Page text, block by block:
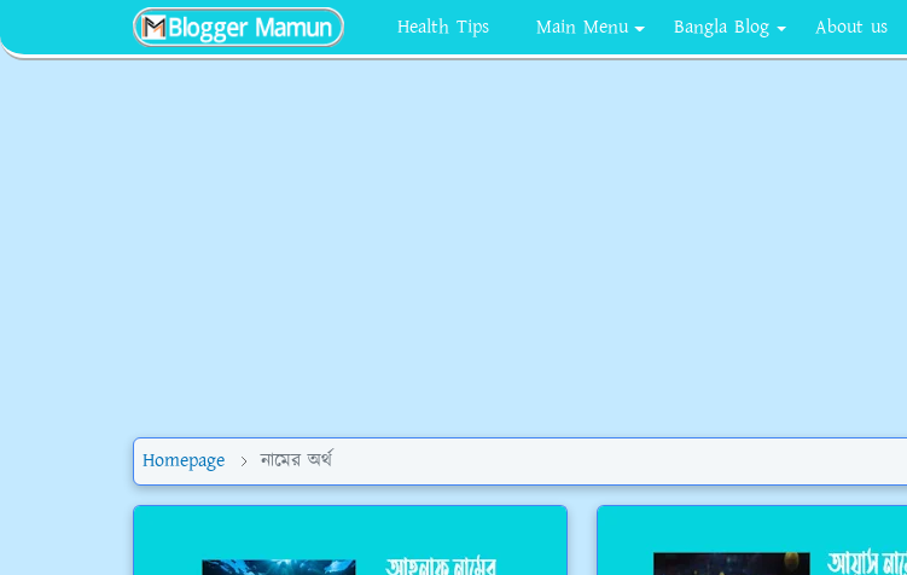
Health Tips Main Menu Bangla Blog About us
Homepage নামের অর্থ